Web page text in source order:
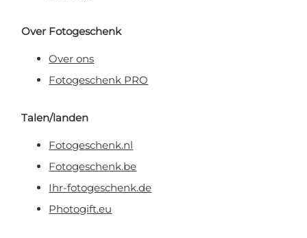
Over Fotogeschenk
Over ons
Fotogeschenk PRO
Talen/landen
Fotogeschenk.nl
Fotogeschenk.be
Ihr-fotogeschenk.de
Photogift.eu